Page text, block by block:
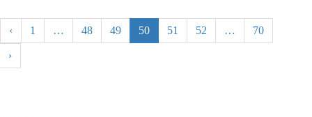
‹ 1 … 48 49 50 51 52 … 70
›